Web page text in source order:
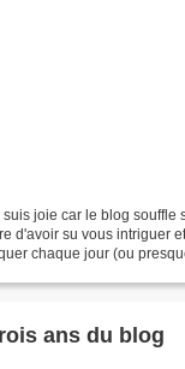
joie car le blog souffle
d'avoir su vous intriguer
chaque jour (ou
ans du blog